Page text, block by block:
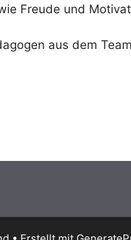
Freude und
aus dem